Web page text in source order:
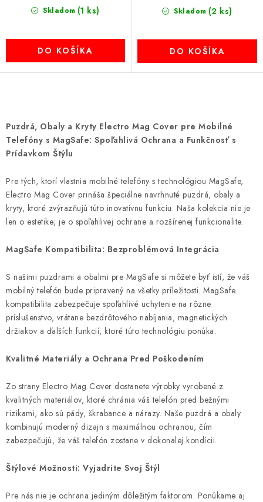
Skladom (1 ks)
DO KOŠÍKA
Skladom (2 ks)
DO KOŠÍKA
v
l
á
a
c
i
e
p
v
k
y
v
ý
p
i
s
u
Puzdrá, Obaly a Kryty Electro Mag Cover pre Mobilné
Telefóny s MagSafe: Spoľahlivá Ochrana a Funkčnosť s
Prídavkom Štýlu
Pre tých, ktorí vlastnia mobilné telefóny s technológiou MagSafe,
Electro Mag Cover prináša špeciálne navrhnuté puzdrá, obaly a
kryty, ktoré zvýrazňujú túto inovatívnu funkciu. Naša kolekcia nie je
len o estetike; je o spoľahlivej ochrane a rozšírenej funkcionalite.
MagSafe Kompatibilita: Bezproblémová Integrácia
S našimi puzdrami a obalmi pre MagSafe si môžete byť istí, že váš
mobilný telefón bude pripravený na všetky príležitosti. MagSafe
kompatibilita zabezpečuje spoľahlivé uchytenie na rôzne
príslušenstvo, vrátane bezdrôtového nabíjania, magnetických
držiakov a ďalších funkcií, ktoré túto technológiu ponúka.
Kvalitné Materiály a Ochrana Pred Poškodením
Zo strany Electro Mag Cover dostanete výrobky vyrobené z
kvalitných materiálov, ktoré chránia váš telefón pred bežnými
rizikami, ako sú pády, škrabance a nárazy. Naše puzdrá a obaly
kombinujú moderný dizajn s maximálnou ochranou, čím
zabezpečujú, že váš telefón zostane v dokonalej kondícii.
Štýlové Možnosti: Vyjadrite Svoj Štýl
Pre nás nie je ochrana jediným dôležitým faktorom. Ponúkame aj